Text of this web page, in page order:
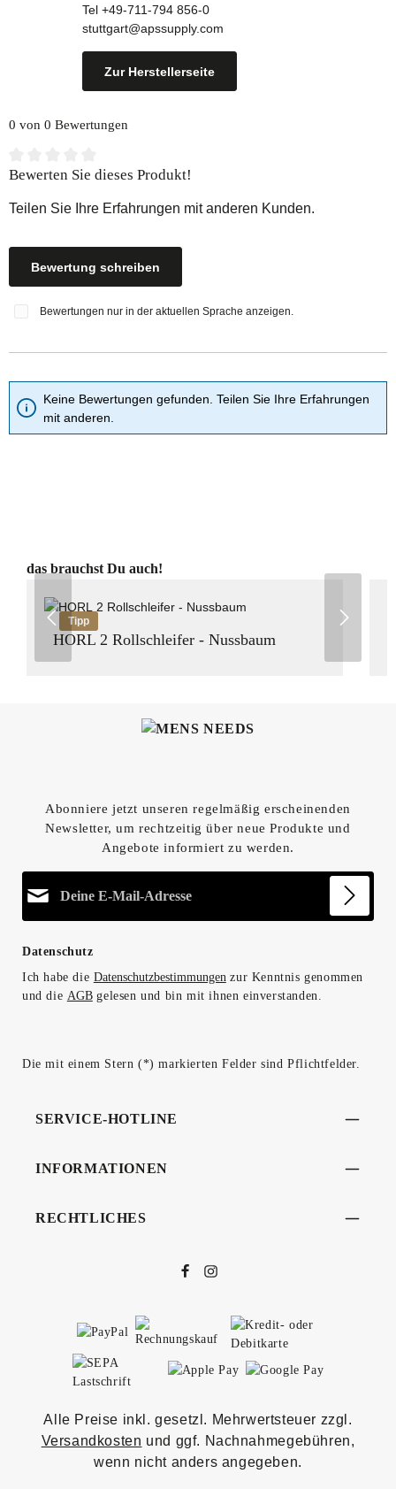
Tel +49-711-794 856-0
stuttgart@apssupply.com
Zur Herstellerseite
0 von 0 Bewertungen
Durchschnittliche Bewertung von 0 von 5 Sternen
Bewerten Sie dieses Produkt!
Teilen Sie Ihre Erfahrungen mit anderen Kunden.
Bewertung schreiben
Bewertungen nur in der aktuellen Sprache anzeigen.
Keine Bewertungen gefunden. Teilen Sie Ihre Erfahrungen
mit anderen.
Produktgalerie überspringen
das brauchst Du auch!
Tipp
HORL 2 Rollschleifer - Nussbaum
Abonniere jetzt unseren regelmäßig erscheinenden
Newsletter, um rechtzeitig über neue Produkte und
Angebote informiert zu werden.
Datenschutz
Ich habe die Datenschutzbestimmungen zur Kenntnis genommen
und die AGBgelesen und bin mit ihnen einverstanden.
Die mit einem Stern (*) markierten Felder sind Pflichtfelder.
SERVICE-HOTLINE
INFORMATIONEN
RECHTLICHES
Alle Preise inkl. gesetzl. Mehrwertsteuer zzgl.
Versandkosten und ggf. Nachnahmegebühren,
wenn nicht anders angegeben.